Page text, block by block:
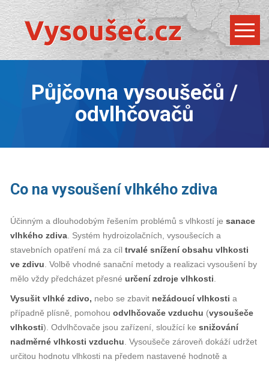
Půjčovna vysoušečů /
odvlhčovačů
Co na vysoušení vlhkého zdiva
Účinným a dlouhodobým řešením problémů s vlhkostí je sanace
vlhkého zdiva . Systém hydroizolačních, vysoušecích a
stavebních opatření má za cíl trvalé snížení obsahu vlhkosti
ve zdivu . Volbě vhodné sanační metody a realizaci vysoušení by
mělo vždy předcházet přesné určení zdroje vlhkosti
Vysušit vlhké zdivo, nebo se zbavit nežádoucí vlhkosti a
případně plísně, pomohou odvlhčovače vzduchu (vysoušeče
vlhkosti). Odvlhčovače jsou zařízení, sloužící ke snižování
nadměrné vlhkosti vzduchu . Vysoušeče zároveň dokáží udržet
určitou hodnotu vlhkosti na předem nastavené hodnotě a